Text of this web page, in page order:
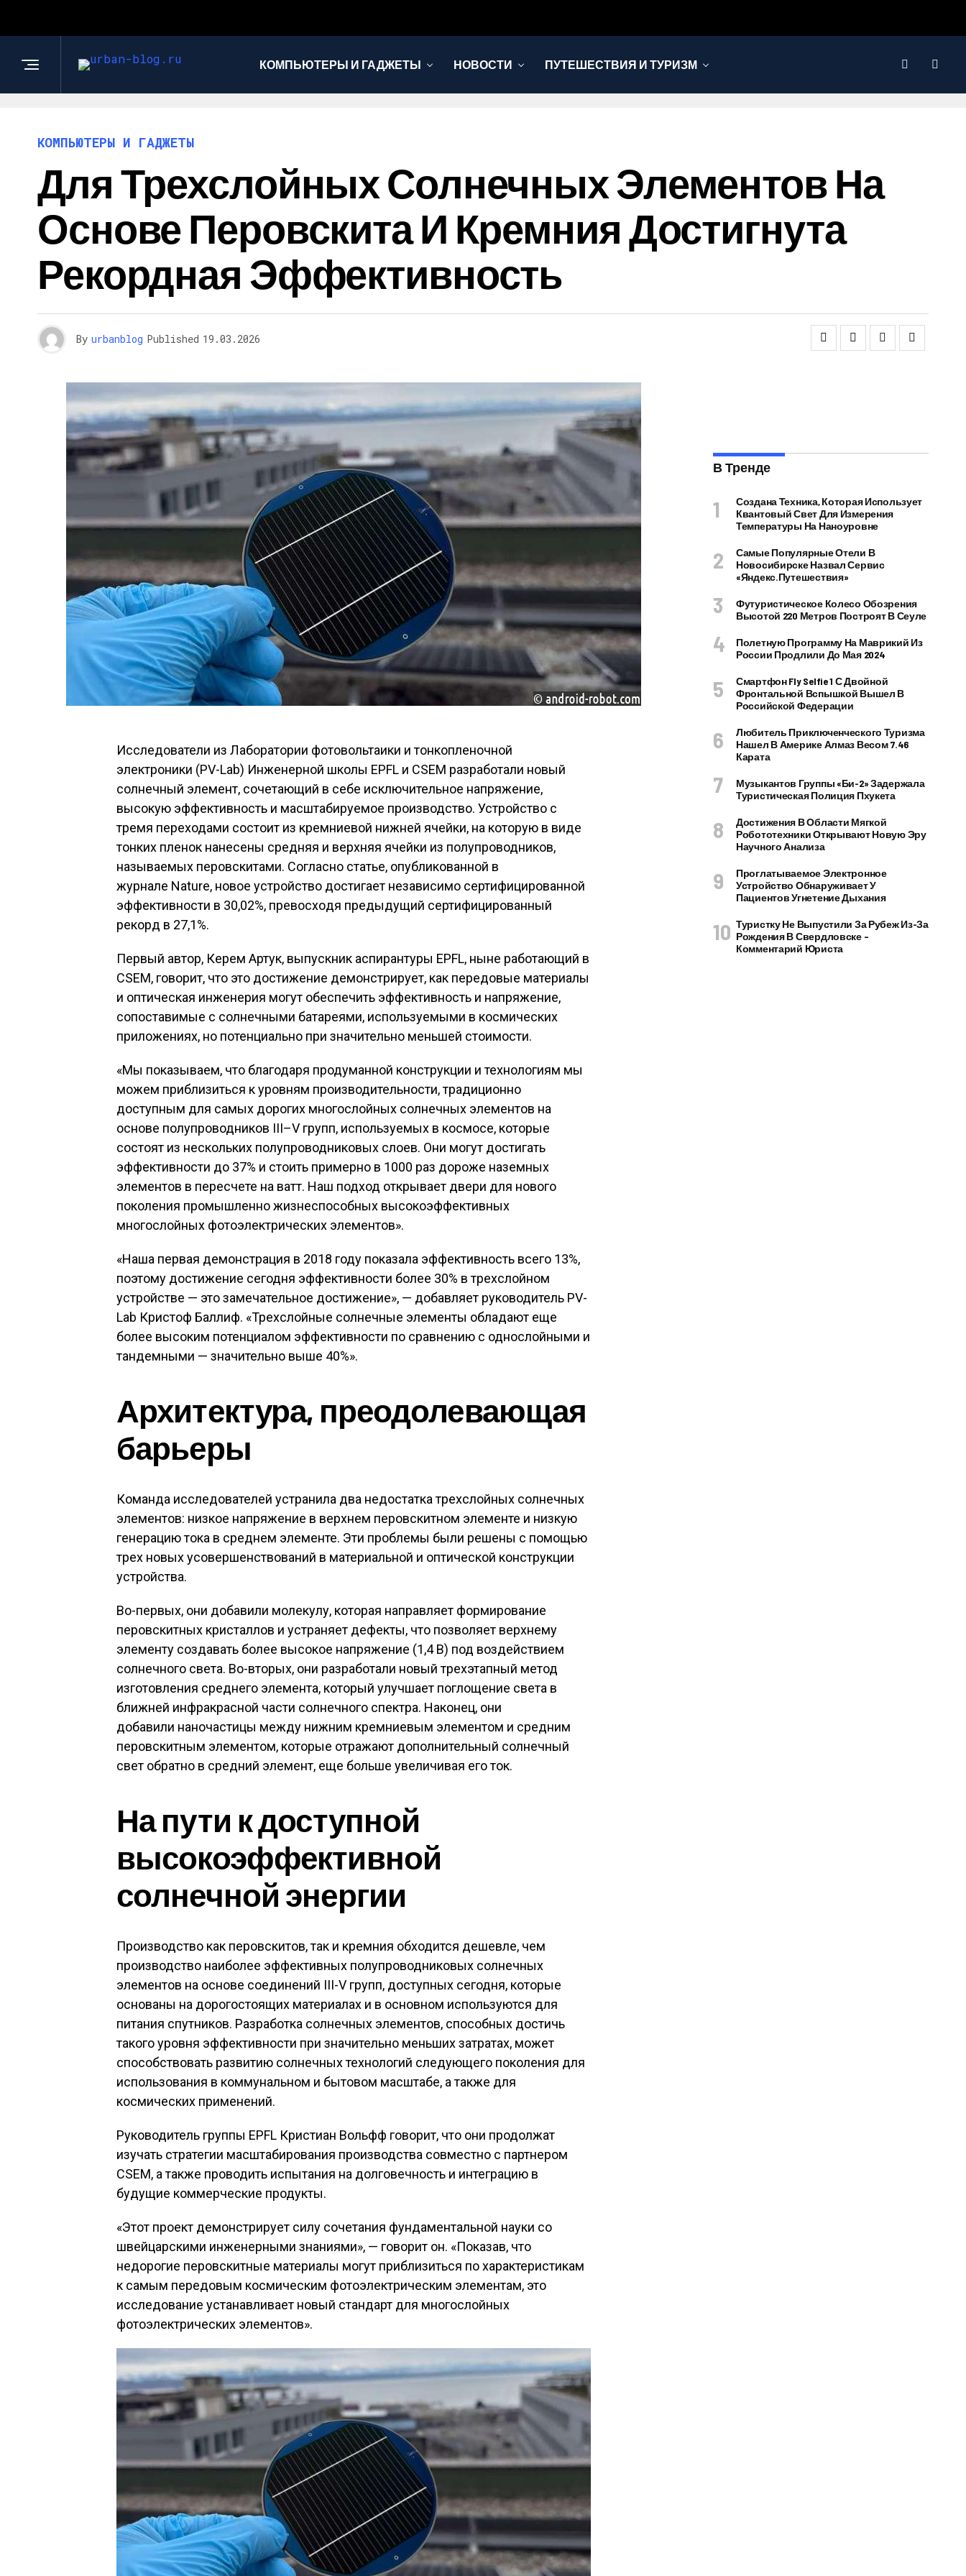
КОМПЬЮТЕРЫ И ГАДЖЕТЫ НОВОСТИ ПУТЕШЕСТВИЯ И ТУРИЗМ
КОМПЬЮТЕРЫ И ГАДЖЕТЫ
Для Трехслойных Солнечных Элементов На
Основе Перовскита И Кремния Достигнута
Рекордная Эффективность
By urbanblog Published 19.03.2026
Исследователи из Лаборатории фотовольтаики и тонкопленочной
электроники (PV-Lab) Инженерной школы EPFL и CSEM разработали новый
солнечный элемент, сочетающий в себе исключительное напряжение,
высокую эффективность и масштабируемое производство. Устройство с
тремя переходами состоит из кремниевой нижней ячейки, на которую в виде
тонких пленок нанесены средняя и верхняя ячейки из полупроводников,
называемых перовскитами. Согласно статье, опубликованной в
журнале Nature, новое устройство достигает независимо сертифицированной
эффективности в 30,02%, превосходя предыдущий сертифицированный
рекорд в 27,1%.
Первый автор, Керем Артук, выпускник аспирантуры EPFL, ныне работающий в
CSEM, говорит, что это достижение демонстрирует, как передовые материалы
и оптическая инженерия могут обеспечить эффективность и напряжение,
сопоставимые с солнечными батареями, используемыми в космических
приложениях, но потенциально при значительно меньшей стоимости.
«Мы показываем, что благодаря продуманной конструкции и технологиям мы
можем приблизиться к уровням производительности, традиционно
доступным для самых дорогих многослойных солнечных элементов на
основе полупроводников III–V групп, используемых в космосе, которые
состоят из нескольких полупроводниковых слоев. Они могут достигать
эффективности до 37% и стоить примерно в 1000 раз дороже наземных
элементов в пересчете на ватт. Наш подход открывает двери для нового
поколения промышленно жизнеспособных высокоэффективных
многослойных фотоэлектрических элементов».
«Наша первая демонстрация в 2018 году показала эффективность всего 13%,
поэтому достижение сегодня эффективности более 30% в трехслойном
устройстве — это замечательное достижение», — добавляет руководитель PV-
Lab Кристоф Баллиф. «Трехслойные солнечные элементы обладают еще
более высоким потенциалом эффективности по сравнению с однослойными и
тандемными — значительно выше 40%».
Архитектура, преодолевающая
барьеры
Команда исследователей устранила два недостатка трехслойных солнечных
элементов: низкое напряжение в верхнем перовскитном элементе и низкую
генерацию тока в среднем элементе. Эти проблемы были решены с помощью
трех новых усовершенствований в материальной и оптической конструкции
устройства.
Во-первых, они добавили молекулу, которая направляет формирование
перовскитных кристаллов и устраняет дефекты, что позволяет верхнему
элементу создавать более высокое напряжение (1,4 В) под воздействием
солнечного света. Во-вторых, они разработали новый трехэтапный метод
изготовления среднего элемента, который улучшает поглощение света в
ближней инфракрасной части солнечного спектра. Наконец, они
добавили наночастицы между нижним кремниевым элементом и средним
перовскитным элементом, которые отражают дополнительный солнечный
свет обратно в средний элемент, еще больше увеличивая его ток.
На пути к доступной
высокоэффективной
солнечной энергии
Производство как перовскитов, так и кремния обходится дешевле, чем
производство наиболее эффективных полупроводниковых солнечных
элементов на основе соединений III-V групп, доступных сегодня, которые
основаны на дорогостоящих материалах и в основном используются для
питания спутников. Разработка солнечных элементов, способных достичь
такого уровня эффективности при значительно меньших затратах, может
способствовать развитию солнечных технологий следующего поколения для
использования в коммунальном и бытовом масштабе, а также для
космических применений.
Руководитель группы EPFL Кристиан Вольфф говорит, что они продолжат
изучать стратегии масштабирования производства совместно с партнером
CSEM, а также проводить испытания на долговечность и интеграцию в
будущие коммерческие продукты.
«Этот проект демонстрирует силу сочетания фундаментальной науки со
швейцарскими инженерными знаниями», — говорит он. «Показав, что
недорогие перовскитные материалы могут приблизиться по характеристикам
к самым передовым космическим фотоэлектрическим элементам, это
исследование устанавливает новый стандарт для многослойных
фотоэлектрических элементов».
В Тренде
Создана Техника, Которая Использует
Квантовый Свет Для Измерения
Температуры На Наноуровне
Самые Популярные Отели В
Новосибирске Назвал Сервис
«Яндекс.Путешествия»
Футуристическое Колесо Обозрения
Высотой 220 Метров Построят В Сеуле
Полетную Программу На Маврикий Из
России Продлили До Мая 2024
Смартфон Fly Selfie 1 С Двойной
Фронтальной Вспышкой Вышел В
Российской Федерации
Любитель Приключенческого Туризма
Нашел В Америке Алмаз Весом 7.46
Карата
Музыкантов Группы «Би-2» Задержала
Туристическая Полиция Пхукета
Достижения В Области Мягкой
Робототехники Открывают Новую Эру
Научного Анализа
Проглатываемое Электронное
Устройство Обнаруживает У
Пациентов Угнетение Дыхания
Туристку Не Выпустили За Рубеж Из-За
Рождения В Свердловске –
Комментарий Юриста